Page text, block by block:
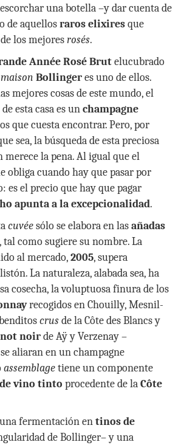
una botella –y dar cuenta de
de aquellosraros elixiresque
de los mejoresrosés.
Année Rosé Brutelucubrado
maison Bollingeres uno de ellos.
mejores cosas de este mundo, el
esta casa es unchampagne
que cuesta encontrar. Pero, por
sea, la búsqueda de esta preciosa
merece la pena. Al igual que el
obliga cuando hay que pasar por
es el precio que hay que pagar
apunta a la excepcionalidad.
cuvéesólo se elabora en lasañadas
, tal como sugiere su nombre. La
al mercado,2005, supera
La naturaleza, alabada sea, ha
cosecha, la voluptuosa finura de los
recogidos en Chouilly, Mesnil-
crusde la Côte des Blancs y
noirde Aÿ y Verzenay –
aliaran en un champagne
assemblagetiene un componente
vino tinto procedente de laCôte
fermentación entinos de
de Bollinger– y una